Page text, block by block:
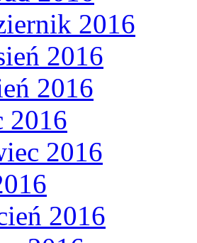
2016
2016
2016
2016
2016
2016